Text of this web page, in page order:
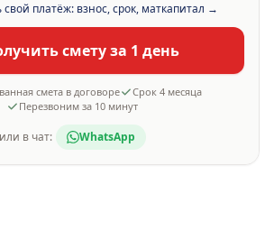
свой платёж: взнос, срок, маткапитал →
смету за 1 день
смета в договоре Срок 4 месяца
Перезвоним за 10 минут
или в чат: WhatsApp